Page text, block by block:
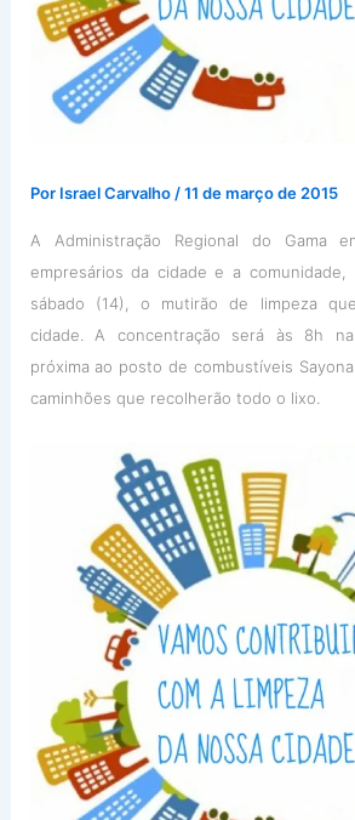
Por Israel Carvalho /11 de março de 2015
A Administração Regional do Gama
empresários da cidade e a comunidade,
sábado (14), o mutirão de limpeza
cidade. A concentração será às 8h
próxima ao posto de combustíveis
caminhões que recolherão todo o lixo.